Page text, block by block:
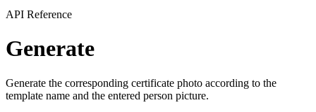
API Reference
Generate
Generate the corresponding certificate photo according to the
template name and the entered person picture.